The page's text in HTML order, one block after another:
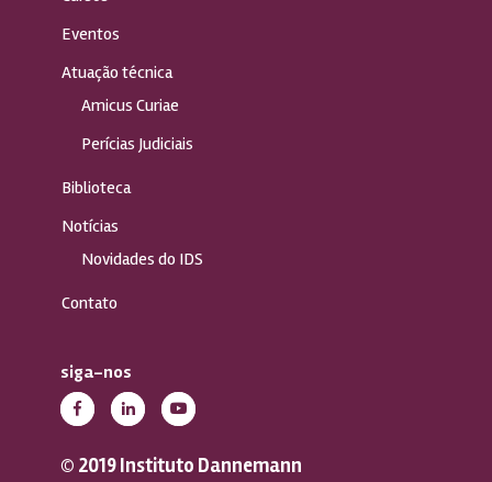
Eventos
Atuação técnica
Amicus Curiae
Perícias Judiciais
Biblioteca
Notícias
Novidades do IDS
Contato
siga-nos
© 2019 Instituto Dannemann